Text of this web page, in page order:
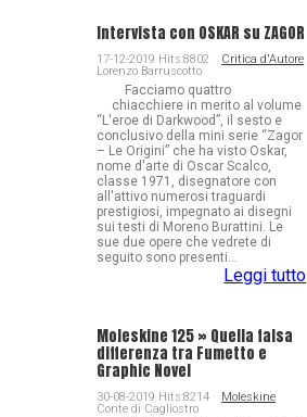
Intervista con OSKAR su ZAGOR
17-12-2019 Hits:8802
Critica d'Autore
Lorenzo Barruscotto
Facciamo quattro
chiacchiere in merito al volume
“L'eroe di Darkwood”, il sesto e
conclusivo della mini serie “Zagor
– Le Origini” che ha visto Oskar,
nome d'arte di Oscar Scalco,
classe 1971, disegnatore con
all'attivo numerosi traguardi
prestigiosi, impegnato ai disegni
sui testi di Moreno Burattini. Le
sue due opere che vedrete di
seguito sono presenti...
Leggi tutto
Moleskine 125 » Quella falsa
differenza tra Fumetto e
Graphic Novel
30-08-2019 Hits:8214
Moleskine
Conte di Cagliostro